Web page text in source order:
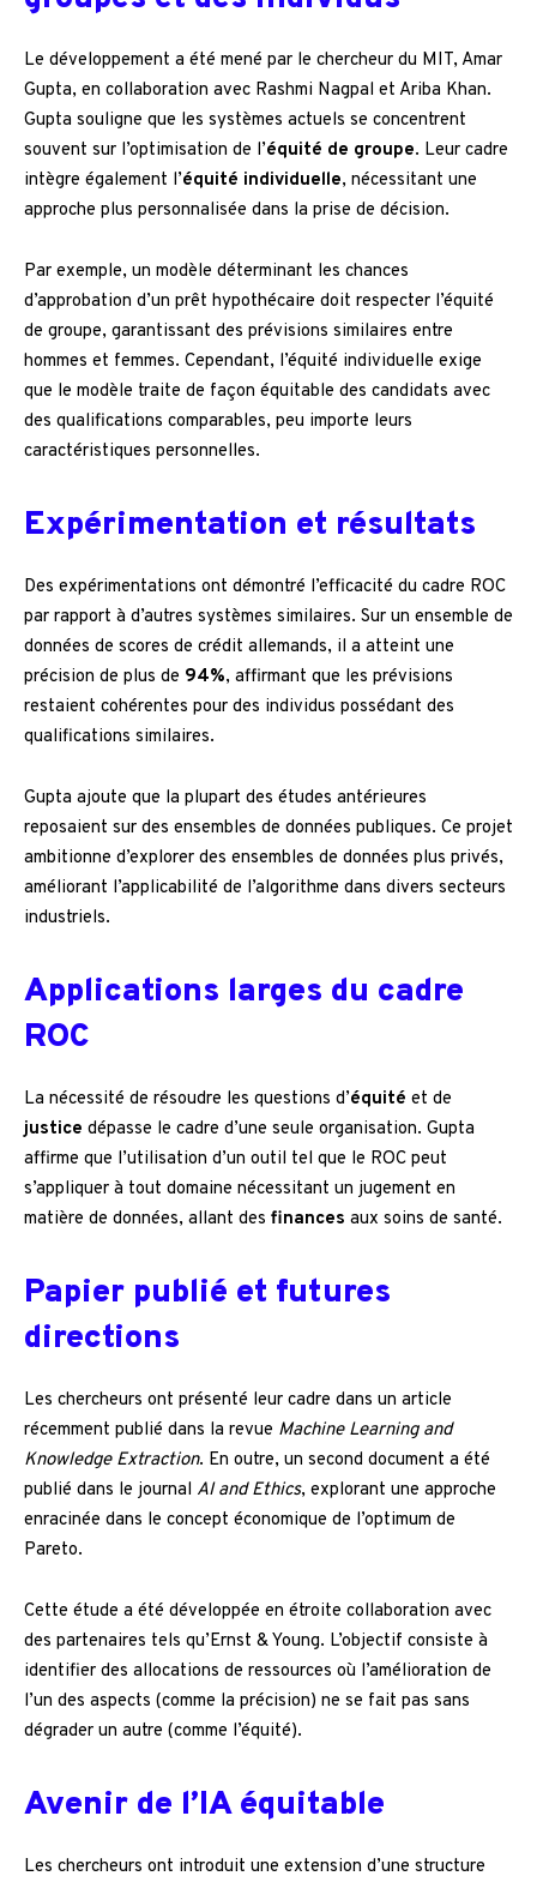
Le développement a été mené par le chercheur du MIT, Amar
Gupta, en collaboration avec Rashmi Nagpal et Ariba Khan.
Gupta souligne que les systèmes actuels se concentrent
souvent sur l’optimisation de l’équité de groupe. Leur cadre
intègre également l’équité individuelle, nécessitant une
approche plus personnalisée dans la prise de décision.
Par exemple, un modèle déterminant les chances
d’approbation d’un prêt hypothécaire doit respecter l’équité
de groupe, garantissant des prévisions similaires entre
hommes et femmes. Cependant, l’équité individuelle exige
que le modèle traite de façon équitable des candidats avec
des qualifications comparables, peu importe leurs
caractéristiques personnelles.
Expérimentation et résultats
Des expérimentations ont démontré l’efficacité du cadre ROC
par rapport à d’autres systèmes similaires. Sur un ensemble de
données de scores de crédit allemands, il a atteint une
précision de plus de 94%, affirmant que les prévisions
restaient cohérentes pour des individus possédant des
qualifications similaires.
Gupta ajoute que la plupart des études antérieures
reposaient sur des ensembles de données publiques. Ce projet
ambitionne d’explorer des ensembles de données plus privés,
améliorant l’applicabilité de l’algorithme dans divers secteurs
industriels.
Applications larges du cadre
ROC
La nécessité de résoudre les questions d’équité et de
justice dépasse le cadre d’une seule organisation. Gupta
affirme que l’utilisation d’un outil tel que le ROC peut
s’appliquer à tout domaine nécessitant un jugement en
matière de données, allant des finances aux soins de santé.
Papier publié et futures
directions
Les chercheurs ont présenté leur cadre dans un article
récemment publié dans la revue Machine Learning and
Knowledge Extraction. En outre, un second document a été
publié dans le journal AI and Ethics, explorant une approche
enracinée dans le concept économique de l’optimum de
Pareto.
Cette étude a été développée en étroite collaboration avec
des partenaires tels qu’Ernst & Young. L’objectif consiste à
identifier des allocations de ressources où l’amélioration de
l’un des aspects (comme la précision) ne se fait pas sans
dégrader un autre (comme l’équité).
Avenir de l’IA équitable
Les chercheurs ont introduit une extension d’une structure